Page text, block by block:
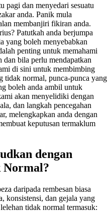
pagi dan menyedari sesuatu
anda. Panik mula
membanjiri fikiran anda.
Patutkah anda berjumpa
yang boleh menyebabkan
penting untuk memahami
bila perlu mendapatkan
di sini untuk membimbing
tidak normal, punca-punca yang
boleh anda ambil untuk
akan menyelidiki dengan
dan langkah pencegahan
melengkapkan anda dengan
keputusan termaklum
dengan
daripada rembesan biasa
konsistensi, dan gejala yang
tidak normal termasuk: